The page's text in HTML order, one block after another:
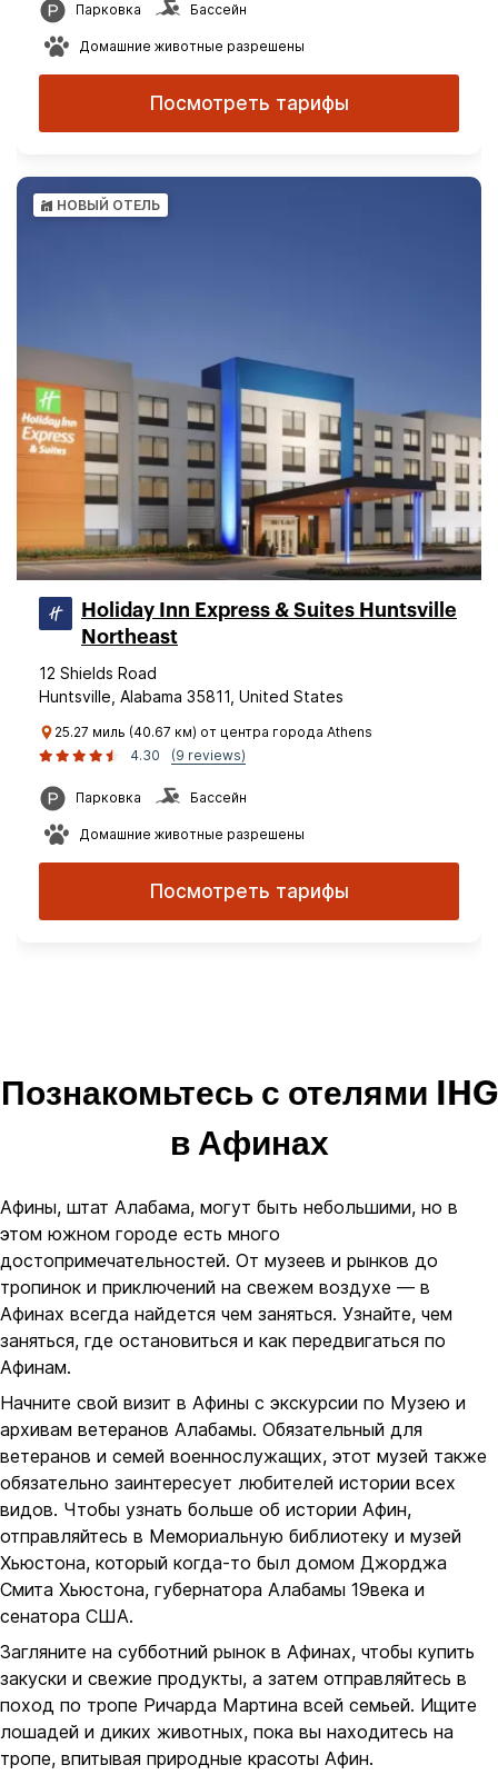
Парковка Бассейн
Домашние животные разрешены
Посмотреть тарифы
НОВЫЙ ОТЕЛЬ
Holiday Inn Express & Suites Huntsville
Northeast
12 Shields Road
Huntsville, Alabama 35811, United States
25.27 миль (40.67 км) от центра города Athens
4.30
(9 reviews)
Парковка Бассейн
Домашние животные разрешены
Посмотреть тарифы
Познакомьтесь с отелями IHG
в Афинах
Афины, штат Алабама, могут быть небольшими, но в
этом южном городе есть много
достопримечательностей. От музеев и рынков до
тропинок и приключений на свежем воздухе — в
Афинах всегда найдется чем заняться. Узнайте, чем
заняться, где остановиться и как передвигаться по
Афинам.
Начните свой визит в Афины с экскурсии по Музею и
архивам ветеранов Алабамы. Обязательный для
ветеранов и семей военнослужащих, этот музей также
обязательно заинтересует любителей истории всех
видов. Чтобы узнать больше об истории Афин,
отправляйтесь в Мемориальную библиотеку и музей
Хьюстона, который когда-то был домом Джорджа
Смита Хьюстона, губернатора Алабамы 19века и
сенатора США.
Загляните на субботний рынок в Афинах, чтобы купить
закуски и свежие продукты, а затем отправляйтесь в
поход по тропе Ричарда Мартина всей семьей. Ищите
лошадей и диких животных, пока вы находитесь на
тропе, впитывая природные красоты Афин.